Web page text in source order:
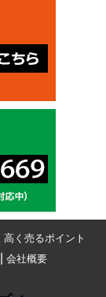
高く売るポイント
会社概要